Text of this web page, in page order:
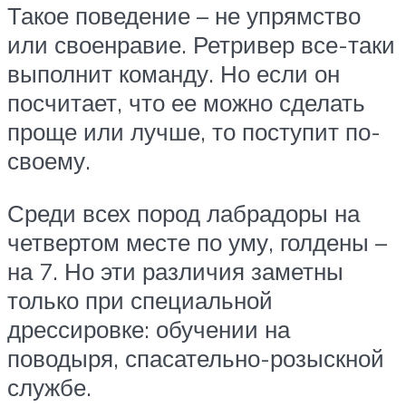
Такое поведение – не упрямство
или своенравие. Ретривер все-таки
выполнит команду. Но если он
посчитает, что ее можно сделать
проще или лучше, то поступит по-
своему.
Среди всех пород лабрадоры на
четвертом месте по уму, голдены –
на 7. Но эти различия заметны
только при специальной
дрессировке: обучении на
поводыря, спасательно-розыскной
службе.